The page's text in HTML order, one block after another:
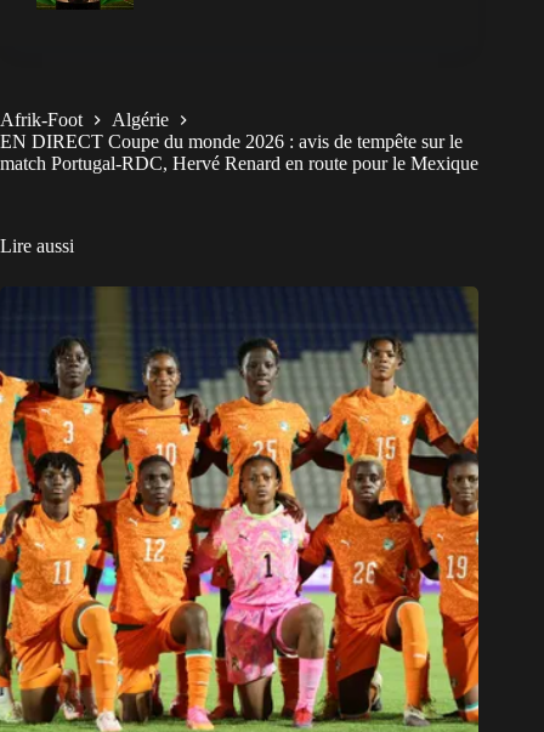
Afrik-Foot
Algérie
EN DIRECT Coupe du monde 2026 : avis de tempête sur le
match Portugal-RDC, Hervé Renard en route pour le Mexique
Lire aussi